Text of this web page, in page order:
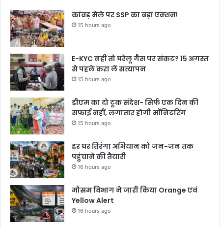
कांवड़ मेले पर SSP का बड़ा एक्शन!
15 hours ago
E-KYC नहीं तो घरेलू गैस पर संकट? 15 अगस्त
से पहले करा लें सत्यापन
15 hours ago
डीएम का दो टूक संदेश- सिर्फ एक दिन की
सफाई नहीं, लगातार होगी मॉनिटरिंग
15 hours ago
हर घर तिरंगा अभियान को जन-जन तक
पहुंचाने की तैयारी
16 hours ago
मौसम विभाग ने जारी किया Orange एवं
Yellow Alert
16 hours ago